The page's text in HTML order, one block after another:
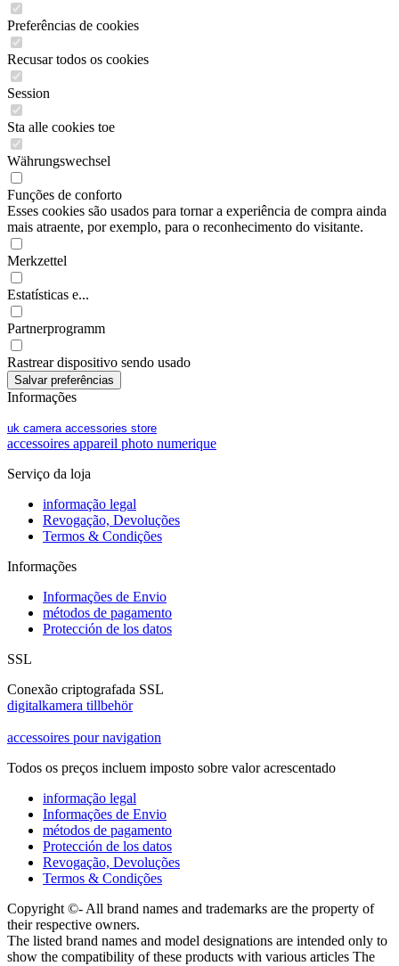
Preferências de cookies
Recusar todos os cookies
Session
Sta alle cookies toe
Währungswechsel
Funções de conforto
Esses cookies são usados para tornar a experiência de compra ainda
mais atraente, por exemplo, para o reconhecimento do visitante.
Merkzettel
Estatísticas e...
Partnerprogramm
Rastrear dispositivo sendo usado
Informações
uk camera accessories store
accessoires appareil photo numerique
Serviço da loja
informação legal
Revogação, Devoluções
Termos & Condições
Informações
Informações de Envio
métodos de pagamento
Protección de los datos
SSL
Conexão criptografada SSL
digitalkamera tillbehör
accessoires pour navigation
Todos os preços incluem imposto sobre valor acrescentado
informação legal
Informações de Envio
métodos de pagamento
Protección de los datos
Revogação, Devoluções
Termos & Condições
Copyright ©- All brand names and trademarks are the property of
their respective owners.
The listed brand names and model designations are intended only to
show the compatibility of these products with various articles The